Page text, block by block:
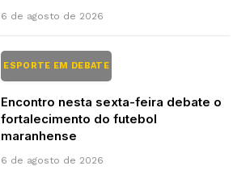
6 de agosto de 2026
ESPORTE EM DEBATE
Encontro nesta sexta-feira debate o
fortalecimento do futebol
maranhense
6 de agosto de 2026